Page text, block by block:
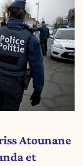
Atounane
et